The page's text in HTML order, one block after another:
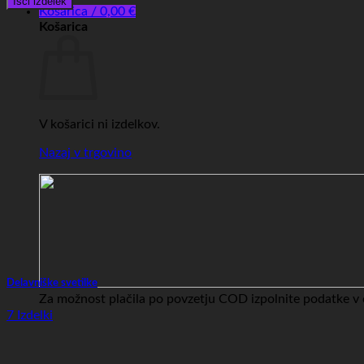
Košarica / 0,00 €
Košarica
V košarici ni izdelkov.
Nazaj v trgovino
Za možnost plačila po povzetju COD izpolnite podatke v
Delavniške svetilke
7 Izdelki